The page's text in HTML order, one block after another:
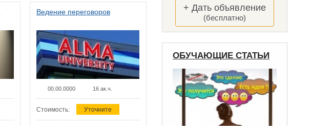
Ведение переговоров
00.00.0000 16 ак.ч.
Стоимость: Уточните
+ Дать объявление
(бесплатно)
ОБУЧАЮЩИЕ СТАТЬИ